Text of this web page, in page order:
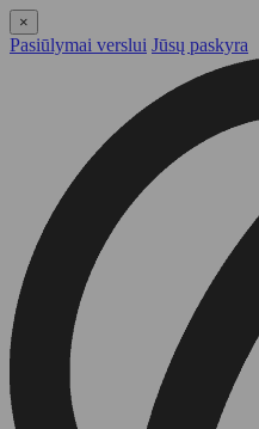
×
Pasiūlymai verslui Jūsų paskyra